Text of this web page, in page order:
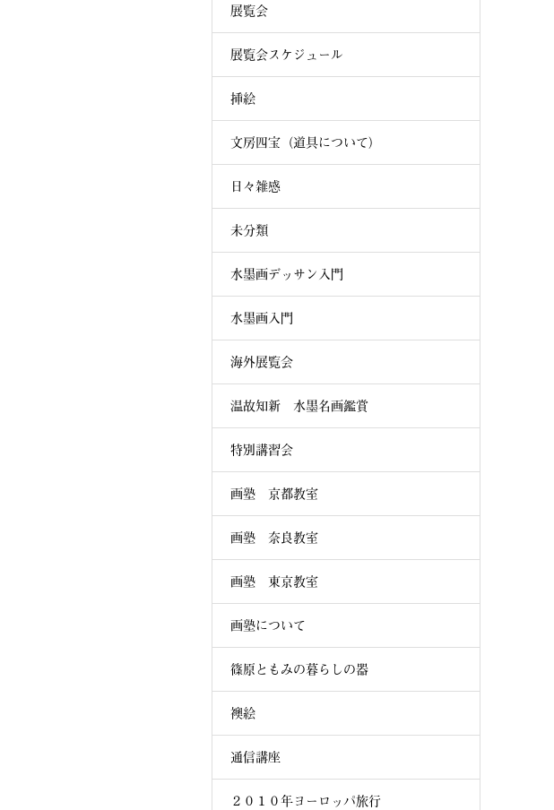
展覧会
展覧会スケジュール
挿絵
文房四宝（道具について）
日々雑感
未分類
水墨画デッサン入門
水墨画入門
海外展覧会
温故知新 水墨名画鑑賞
特別講習会
画塾 京都教室
画塾 奈良教室
画塾 東京教室
画塾について
篠原ともみの暮らしの器
襖絵
通信講座
２０１０年ヨーロッパ旅行